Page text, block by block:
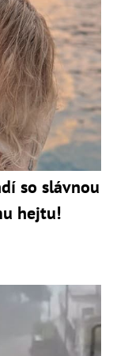
so slávnou
hejtu!